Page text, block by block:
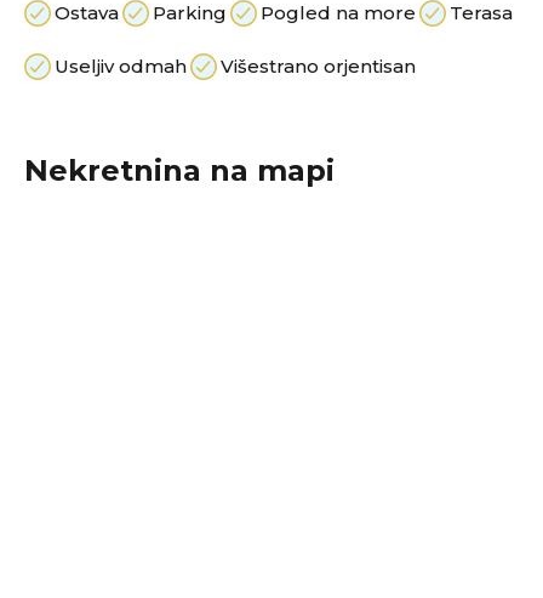
Ostava Parking Pogled na more Terasa
Useljiv odmah Višestrano orjentisan
Nekretnina na mapi